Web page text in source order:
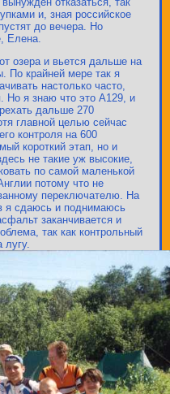
и, зная российское
до вечера. Но
Елена.
озера и вьется дальше на
По крайней мере так я
настолько часто,
Но я знаю что это А129, и
дальше 270
главной целью сейчас
контроля на 600
короткий этап, но и
не такие уж высокие,
по самой маленькой
потому что не
переключателю. На
я сдаюсь и поднимаюсь
заканчивается и
так как контрольный
лугу.